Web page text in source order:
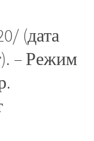
(дата
– Режим